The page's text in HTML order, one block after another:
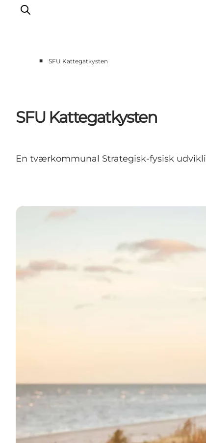
Byer og steder
Guides
For børn
■ SFU Kattegatkysten
SFU Kattegatkysten
En tværkommunal Strategisk-fysisk